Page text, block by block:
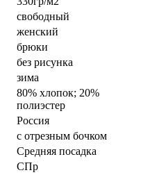
свободный
женский
брюки
без рисунка
зима
80% хлопок; 20%
полиэстер
Россия
с отрезным бочком
Средняя посадка
СПр